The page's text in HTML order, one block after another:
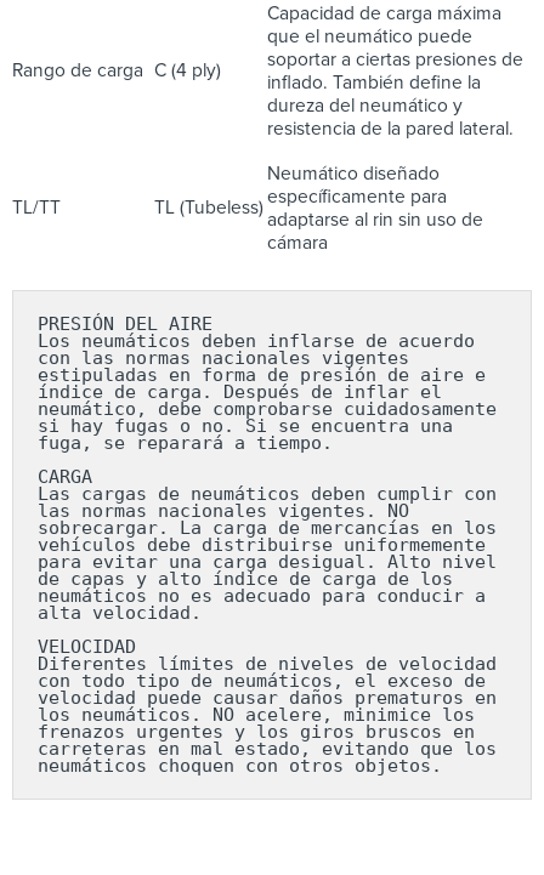
Rango de carga C (4 ply)
Capacidad de carga máxima
que el neumático puede
soportar a ciertas presiones de
inflado. También define la
dureza del neumático y
resistencia de la pared lateral.
TL/TT TL (Tubeless)
Neumático diseñado
específicamente para
adaptarse al rin sin uso de
cámara
PRESIÓN DEL AIRE
Los neumáticos deben inflarse de acuerdo
con las normas nacionales vigentes
estipuladas en forma de presión de aire e
índice de carga. Después de inflar el
neumático, debe comprobarse cuidadosamente
si hay fugas o no. Si se encuentra una
fuga, se reparará a tiempo.
CARGA
Las cargas de neumáticos deben cumplir con
las normas nacionales vigentes. NO
sobrecargar. La carga de mercancías en los
vehículos debe distribuirse uniformemente
para evitar una carga desigual. Alto nivel
de capas y alto índice de carga de los
neumáticos no es adecuado para conducir a
alta velocidad.
VELOCIDAD
Diferentes límites de niveles de velocidad
con todo tipo de neumáticos, el exceso de
velocidad puede causar daños prematuros en
los neumáticos. NO acelere, minimice los
frenazos urgentes y los giros bruscos en
carreteras en mal estado, evitando que los
neumáticos choquen con otros objetos.